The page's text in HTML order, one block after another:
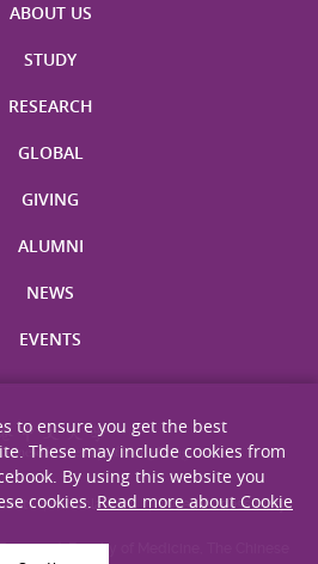
ABOUT US
STUDY
RESEARCH
GLOBAL
GIVING
ALUMNI
NEWS
EVENTS
Disclaimer Web Accessibility
Faculty of Medicine, The Chinese
to ensure you get the best
These may include cookies from
By using this website you
cookies. Read more about Cookie